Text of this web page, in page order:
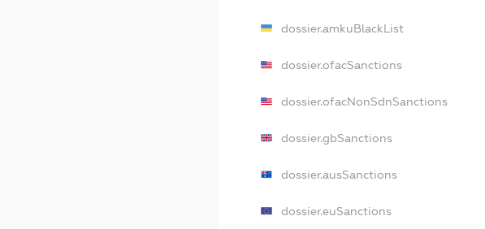
dossier.amkuBlackList
dossier.ofacSanctions
dossier.ofacNonSdnSanctions
dossier.gbSanctions
dossier.ausSanctions
dossier.euSanctions